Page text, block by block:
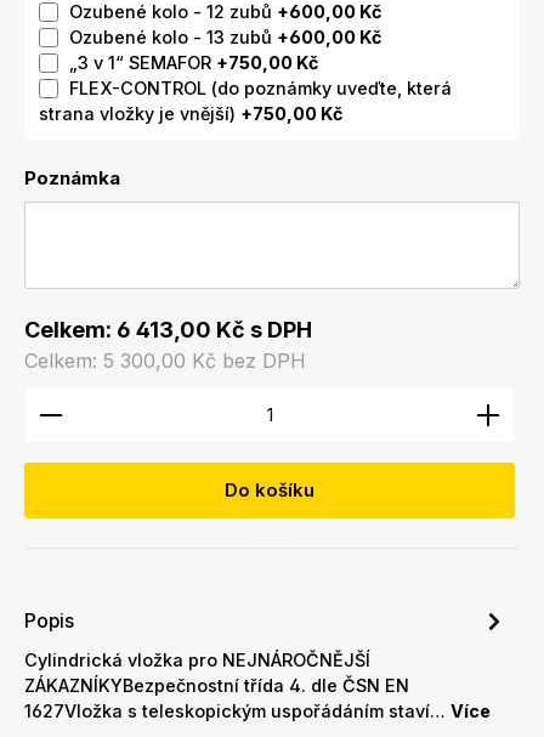
Ozubené kolo - 12 zubů +600,00 Kč
Ozubené kolo - 13 zubů +600,00 Kč
„3 v 1“ SEMAFOR +750,00 Kč
FLEX-CONTROL (do poznámky uveďte, která
strana vložky je vnější) +750,00 Kč
Poznámka
Celkem: 6 413,00 Kč s DPH
Celkem: 5 300,00 Kč bez DPH
Množství produktu: Zadejte požadované
Do košíku
Popis
Cylindrická vložka pro NEJNÁROČNĚJŠÍ
ZÁKAZNÍKYBezpečnostní třída 4. dle ČSN EN
1627Vložka s teleskopickým uspořádáním staví… Více